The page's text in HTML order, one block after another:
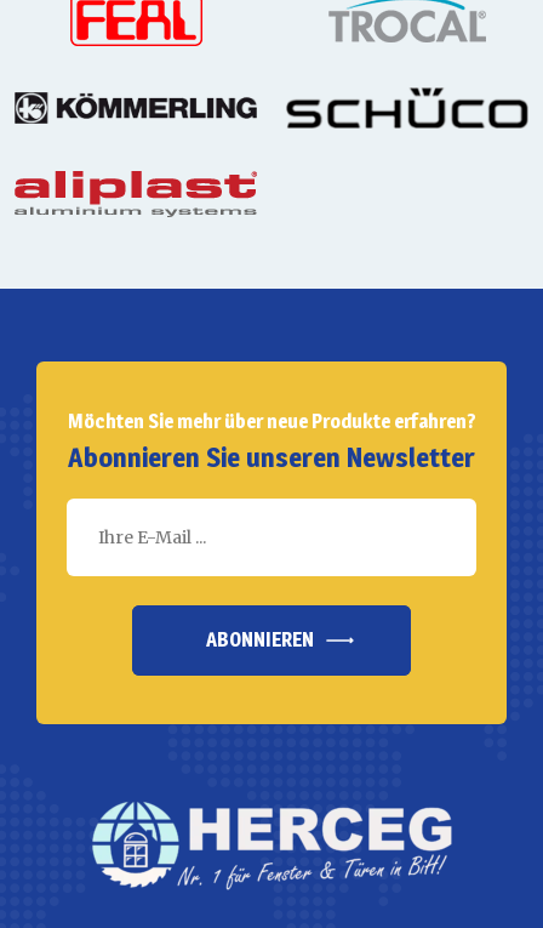
Möchten Sie mehr über neue Produkte erfahren?
Abonnieren Sie unseren Newsletter
ABONNIEREN